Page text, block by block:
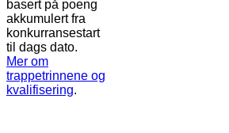
basert på poeng
akkumulert fra
konkurransestart
til dags dato.
Mer om
trappetrinnene og
kvalifisering.